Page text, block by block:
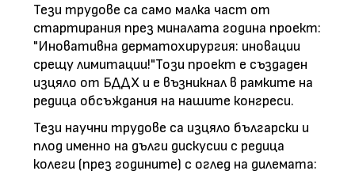
Тези трудове са само малка част от
стартирания през миналата година проект:
"Иновативна дерматохирургия: иновации
срещу лимитации!"Този проект е създаден
изцяло от БДДХ и е възникнал в рамките на
редица обсъждания на нашите конгреси.
Тези научни трудове са изцяло български и
плод именно на дълги дискусии с редица
колеги (през годините) с оглед на дилемата: